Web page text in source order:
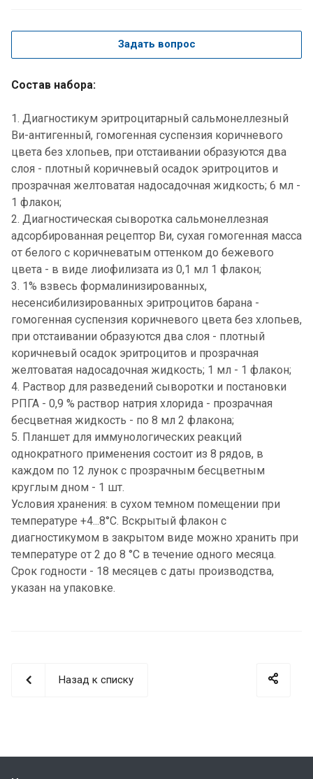
Задать вопрос
Состав набора:
1. Диагностикум эритроцитарный сальмонеллезный
Ви-антигенный, гомогенная суспензия коричневого
цвета без хлопьев, при отстаивании образуются два
слоя - плотный коричневый осадок эритроцитов и
прозрачная желтоватая надосадочная жидкость; 6 мл -
1 флакон;
2. Диагностическая сыворотка сальмонеллезная
адсорбированная рецептор Ви, сухая гомогенная масса
от белого с коричневатым оттенком до бежевого
цвета - в виде лиофилизата из 0,1 мл 1 флакон;
3. 1% взвесь формалинизированных,
несенсибилизированных эритроцитов барана -
гомогенная суспензия коричневого цвета без хлопьев,
при отстаивании образуются два слоя - плотный
коричневый осадок эритроцитов и прозрачная
желтоватая надосадочная жидкость; 1 мл - 1 флакон;
4. Раствор для разведений сыворотки и постановки
РПГА - 0,9 % раствор натрия хлорида - прозрачная
бесцветная жидкость - по 8 мл 2 флакона;
5. Планшет для иммунологических реакций
однократного применения состоит из 8 рядов, в
каждом по 12 лунок с прозрачным бесцветным
круглым дном - 1 шт.
Условия хранения: в сухом темном помещении при
температуре +4...8°C. Вскрытый флакон с
диагностикумом в закрытом виде можно хранить при
температуре от 2 до 8 °С в течение одного месяца.
Срок годности - 18 месяцев с даты производства,
указан на упаковке.
Назад к списку